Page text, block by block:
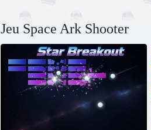
Jeu Space Ark Shooter